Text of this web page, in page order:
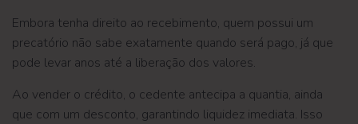
Embora tenha direito ao recebimento, quem possui um
precatório não sabe exatamente quando será pago, já que
pode levar anos até a liberação dos valores.
Ao vender o crédito, o cedente antecipa a quantia, ainda
que com um desconto, garantindo liquidez imediata. Isso